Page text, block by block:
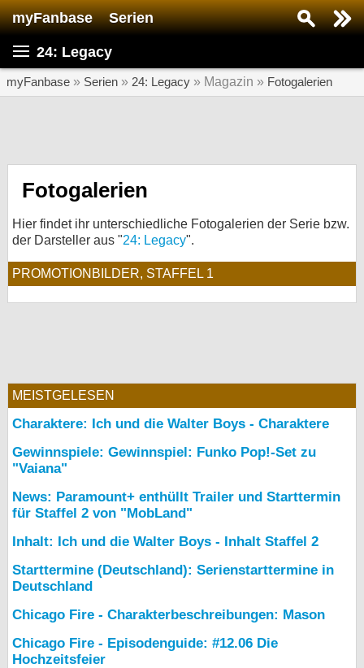
myFanbase Serien
24: Legacy
myFanbase » Serien » 24: Legacy » Magazin » Fotogalerien
Fotogalerien
Hier findet ihr unterschiedliche Fotogalerien der Serie bzw.
der Darsteller aus "24: Legacy".
PROMOTIONBILDER, STAFFEL 1
MEISTGELESEN
Charaktere: Ich und die Walter Boys - Charaktere
Gewinnspiele: Gewinnspiel: Funko Pop!-Set zu
"Vaiana"
News: Paramount+ enthüllt Trailer und Starttermin
für Staffel 2 von "MobLand"
Inhalt: Ich und die Walter Boys - Inhalt Staffel 2
Starttermine (Deutschland): Serienstarttermine in
Deutschland
Chicago Fire - Charakterbeschreibungen: Mason
Chicago Fire - Episodenguide: #12.06 Die
Hochzeitsfeier
Serie suchen...
SERIEN
KULTUR
Specials
SERVICE
bei X
bei Facebook
Nutzungsbedingungen
Datenschutz
Cookie-Einstellungen
Impressum
Desktop-Ansicht